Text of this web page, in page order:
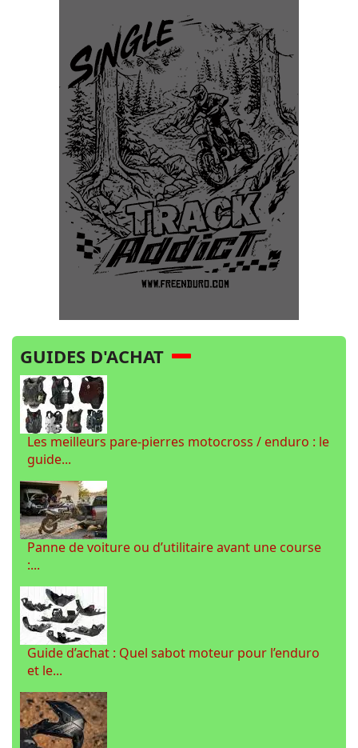
GUIDES D'ACHAT
Les meilleurs pare-pierres motocross / enduro : le
guide...
Panne de voiture ou d’utilitaire avant une course
:...
Guide d’achat : Quel sabot moteur pour l’enduro
et le...